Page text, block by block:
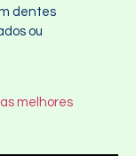
dentes
ou
melhores